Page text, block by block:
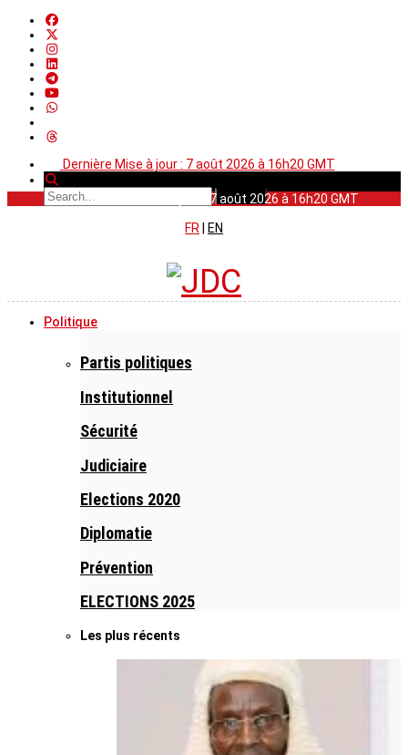
Dernière Mise à jour : 7 août 2026 à 16h20 GMT
Dernière Mise à jour : 7 août 2026 à 16h20 GMT
FR
EN
Politique
Partis politiques
Institutionnel
Sécurité
Judiciaire
Elections 2020
Diplomatie
Prévention
ELECTIONS 2025
Les plus récents